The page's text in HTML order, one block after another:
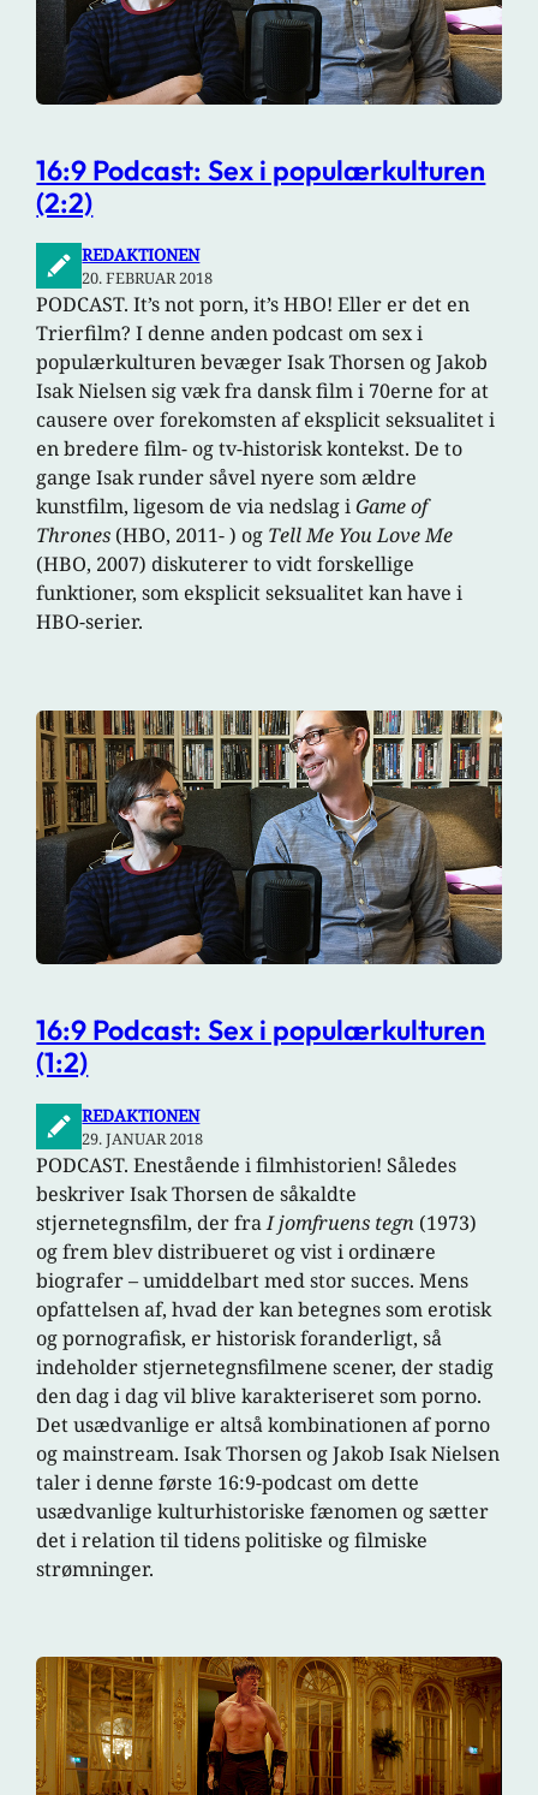
16:9 Podcast: Sex i populærkulturen
(2:2)
REDAKTIONEN
20. FEBRUAR 2018
PODCAST. It’s not porn, it’s HBO! Eller er det en
Trierfilm? I denne anden podcast om sex i
populærkulturen bevæger Isak Thorsen og Jakob
Isak Nielsen sig væk fra dansk film i 70erne for at
causere over forekomsten af eksplicit seksualitet i
en bredere film- og tv-historisk kontekst. De to
gange Isak runder såvel nyere som ældre
kunstfilm, ligesom de via nedslag iGame of
Thrones (HBO, 2011- ) og Tell Me You Love Me
(HBO, 2007) diskuterer to vidt forskellige
funktioner, som eksplicit seksualitet kan have i
HBO-serier.
16:9 Podcast: Sex i populærkulturen
(1:2)
REDAKTIONEN
29. JANUAR 2018
PODCAST. Enestående i filmhistorien! Således
beskriver Isak Thorsen de såkaldte
stjernetegnsfilm, der fraI jomfruens tegn (1973)
og frem blev distribueret og vist i ordinære
biografer – umiddelbart med stor succes. Mens
opfattelsen af, hvad der kan betegnes som erotisk
og pornografisk, er historisk foranderligt, så
indeholder stjernetegnsfilmene scener, der stadig
den dag i dag vil blive karakteriseret som porno.
Det usædvanlige er altså kombinationen af porno
og mainstream. Isak Thorsen og Jakob Isak Nielsen
taler i denne første 16:9-podcast om dette
usædvanlige kulturhistoriske fænomen og sætter
det i relation til tidens politiske og filmiske
strømninger.